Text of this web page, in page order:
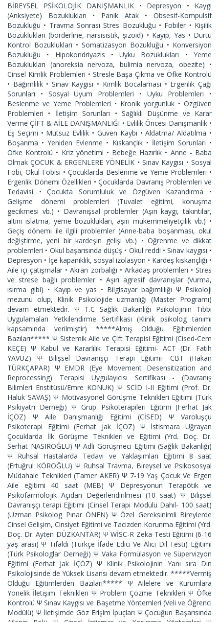
BİREYSEL PSİKOLOJİK DANIŞMANLIK • Depresyon • Kaygı
(Anksiyete) Bozuklukları • Panik Atak • Obsesif-Kompulsif
Bozukluğu • Travma Sonrası Stres Bozukluğu • Fobiler • Kişilik
Bozuklukları (borderline, narsisistik, şizoid) • Kayıp, Yas • Dürtü
Kontrol Bozuklukları • Somatizasyon Bozukluğu • Konversiyon
Bozukluğu • Hipokondriyazis • Uyku Bozuklukları • Yeme
Bozuklukları (anoreksia nervoza, bulimia nervoza, obezite) •
Cinsel Kimlik Problemleri • Stresle Başa Çıkma ve Öfke Kontrolü
• Bağımlılık • Sınav Kaygısı • Kimlik Bocalaması • Ergenlik Çağı
Sorunları • Sosyal Uyum Problemleri • Uyku Problemleri •
Beslenme ve Yeme Problemleri • Kronik yorgunluk • Özgüven
Problemleri • İletişim Sorunları • Sağlıklı Düşünme ve Karar
Verme ÇİFT & AİLE DANIŞMANLIĞI • Evlilik Öncesi Danışmanlık •
Eş Seçimi • Mutsuz Evlilik • Güven Kaybı • Aldatma/ Aldatılma •
Boşanma • Yeniden Evlenme • Kıskançlık • İletişim Sorunları •
Öfke Kontrolü • Kriz yönetimi • Bebeğe Hazırlık • Anne - Baba
Olmak ÇOCUK & ERGENLERE YÖNELİK • Sınav Kaygısı • Sosyal
Fobi, Okul Fobisi • Çocuklarda Beslenme ve Yeme Problemleri •
Ergenlik Dönemi Özellikleri • Çocuklarda Davranış Problemleri ve
Tedavisi • Çocukta Sorumluluk ve Özgüven Kazandırma •
Gelişme dönemi problemleri (Tuvalet eğitimi, konuşma
gecikmesi vb.) • Davranışsal problemler (Aşırı kaygı, takıntılar,
altını ıslatma, yeme bozuklukları, aşırı mükemmeliyetçilik vb.) •
Geçiş dönemi ile ilgili problemler (Anne-baba boşanması, okul
değiştirme, yeni bir kardeşin gelişi vb.) • Öğrenme ve dikkat
problemleri • Okul başarısında düşüş • Okul reddi • Sınav kaygısı •
Depresyon • İçe kapanıklık, sosyal izolasyon • Kardeş kıskançlığı •
Aile içi çatışmalar • Akran zorbalığı • Arkadaş problemleri • Stres
ve strese bağlı problemler • Aşırı agresif davranışlar (Vurma,
ısırma gibi) • Kayıp ve yas • Bilgisayar bağımlılığı Ψ Psikoloji
mezunu olup, Klinik Psikolojide uzmanlığı (Master Programı)
devam etmektedir. Ψ T.C Sağlık Bakanlığı Psikolojinin Tıbbi
Uygulamaları Yetkilendirme Sertifikası (Klinik psikolog tanımı
kapsamında verilmiştir) *****Almış Olduğu Eğitimlerden
Bazıları***** Ψ Sistemik Aile ve Çift Terapisi Eğitimi (Cised-Cem
KEÇE) Ψ Kabul ve Kararlılık Terapisi Eğitimi- ACT (Dr. Fatih
YAVUZ) Ψ Bilişsel Davranışçı Terapi Eğitimi- CBT (Hakan
TÜRKÇAPAR) Ψ EMDR (Eye Movement Desensitization and
Reprocessing) Terapisi Uygulayıcısı Sertifikası - (Davranış
Bilimleri Enstitüsü/Emre KONUK) Ψ SCİD I-II Eğitimi (Prof. Dr.
Haluk SAVAŞ) Ψ Motivasyonel Görüşme Teknikleri Eğitimi (Türk
Psikiyatri Derneği) Ψ Grup Psikoterapileri Eğitimi (Ferhat Jak
İÇÖZ) Ψ Aile Danışmanlığı Eğitimi (CİSED) Ψ Varoluşçu
Psikoterapi Eğitimi (Ferhat Jak İÇÖZ) Ψ İstismara Uğrayan
Çocuklarda İlk Görüşme Teknikleri ve Eğitimi (Yrd. Doç. Dr.
Serhat NASIROĞLU) Ψ Adli Görüşmeci Eğitimi (Sağlık Bakanlığı)
Ψ Ruhsal Hastalarda Tedavi ve Yaklaşımları Eğitimi 8 saat
(Ertuğrul KÖROĞLU) Ψ Ruhsal Travma, Bireysel ve Psikososyal
Müdahale Teknikleri (Tamer AKER) Ψ 7-19 Yaş Çocuk Ve Ergen
Aile eğitimi 40 saat (MEB) Ψ Depresyonun Terapötik ve
Psikofarmolojik Açıdan Değerlendirilmesi (10 saat) Ψ Bilişsel
Davranışçı terapi Eğitimi (Cinsel Terapi Modülü Dahil- 100 saat)
(Uzman Psikolog Pınar ÖNEN) Ψ Özel Gereksinimli Bireylerde
Cinsel Gelişim, Cinsiyet Eğitimi ve Tacizden Korunma Eğitimi (Yrd.
Doç. Dr. Ayten DÜZKANTAR) Ψ WİSC-R Zeka Testi Eğitimi (6-16
yaş arası) Ψ Tifaldi (Türkçe İfade Edici Ve Alıcı Dil Testi) Eğitimi
(Türk Psikologlar Derneği) Ψ Vaka Formülasyon ve Süpervizyon
Eğitimi (Ferhat Jak İÇÖZ) Ψ Klinik Psikolojinin Yanı sıra Din
Psikolojisinde de Yüksek Lisansı devam etmektedir. *****Vermiş
Olduğu Eğitimlerden Bazıları***** Ψ Ailelere ve Kurumlara
Yönelik İletişim Teknikleri Ψ Problem Çözme Teknikleri Ψ Öfke
Kontrolü Ψ Sınav Kaygısı ve Başetme Yöntemleri (Veli ve Öğrenci
Modülü) Ψ İletişimde Göz Erişim İpuçları Ψ Çocuğun Başarısında